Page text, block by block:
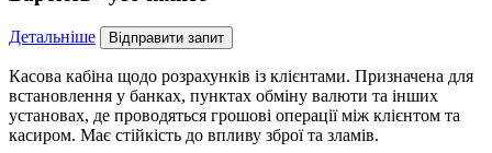
Детальніше Відправити запит
Касова кабіна щодо розрахунків із клієнтами. Призначена для
встановлення у банках, пунктах обміну валюти та інших
установах, де проводяться грошові операції між клієнтом та
касиром. Має стійкість до впливу зброї та зламів.